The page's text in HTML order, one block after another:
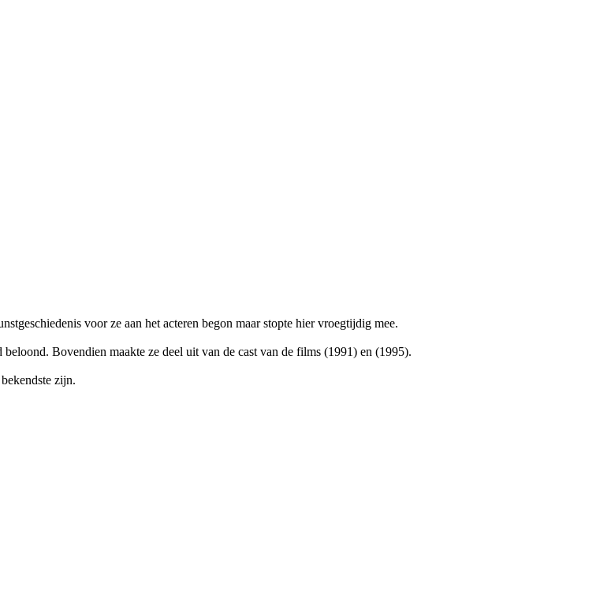
voor ze aan het acteren begon maar stopte hier vroegtijdig mee.
Bovendien maakte ze deel uit van de cast van de films (1991) en (1995).
zijn.